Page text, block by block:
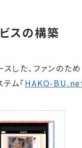
スの構築
した、ファンのた
ム「HAKO-